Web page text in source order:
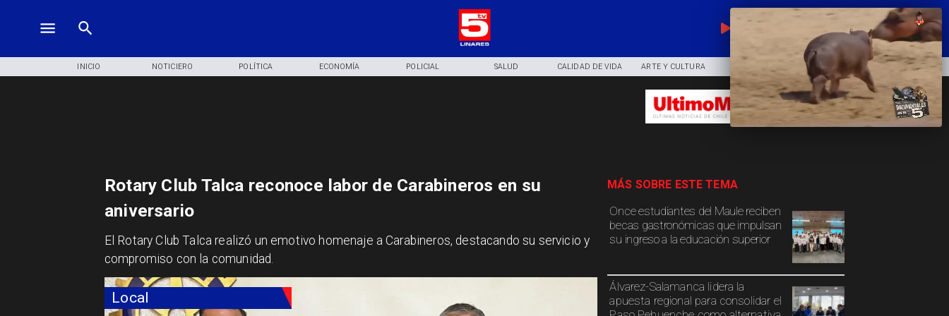
EN VIVO
INICIO NOTICIERO POLÍTICA ECONOMÍA POLICIAL SALUD CALIDAD DE VIDA ARTE Y CULTURA DEPORTES
Local
Once estudiantes del Maule reciben
becas gastronómicas que impulsan
su ingreso a la educación superior
Álvarez-Salamanca lidera la
apuesta regional para consolidar el
MÁS SOBRE ESTE TEMA
Rotary Club Talca reconoce labor de Carabineros en su
aniversario
El Rotary Club Talca realizó un emotivo homenaje a Carabineros, destacando su servicio y
compromiso con la comunidad.